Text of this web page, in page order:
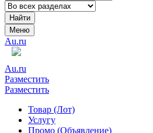
Найти
Меню
Au.ru
Au.ru
Разместить
Разместить
Товар (Лот)
Услугу
Промо (Объявление)